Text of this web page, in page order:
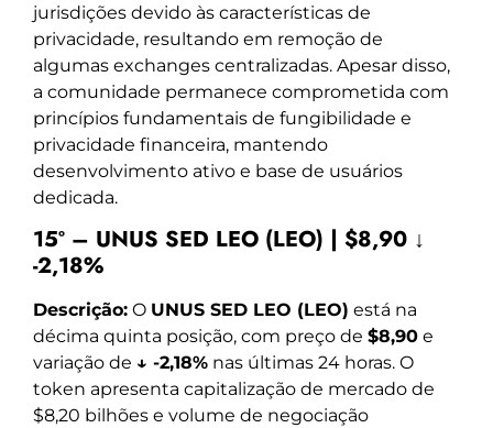
jurisdições devido às características de
privacidade, resultando em remoção de
algumas exchanges centralizadas. Apesar disso,
a comunidade permanece comprometida com
princípios fundamentais de fungibilidade e
privacidade financeira, mantendo
desenvolvimento ativo e base de usuários
dedicada.
15º – UNUS SED LEO (LEO) | $8,90 ↓
-2,18%
Descrição: O UNUS SED LEO (LEO) está na
décima quinta posição, com preço de $8,90 e
variação de ↓ -2,18% nas últimas 24 horas. O
token apresenta capitalização de mercado de
$8,20 bilhões e volume de negociação